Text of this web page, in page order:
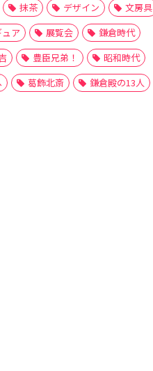
抹茶 デザイン
文房具
ア
展覧会
鎌倉時代
豊臣兄弟！
昭和時代
葛飾北斎 鎌倉殿の13人